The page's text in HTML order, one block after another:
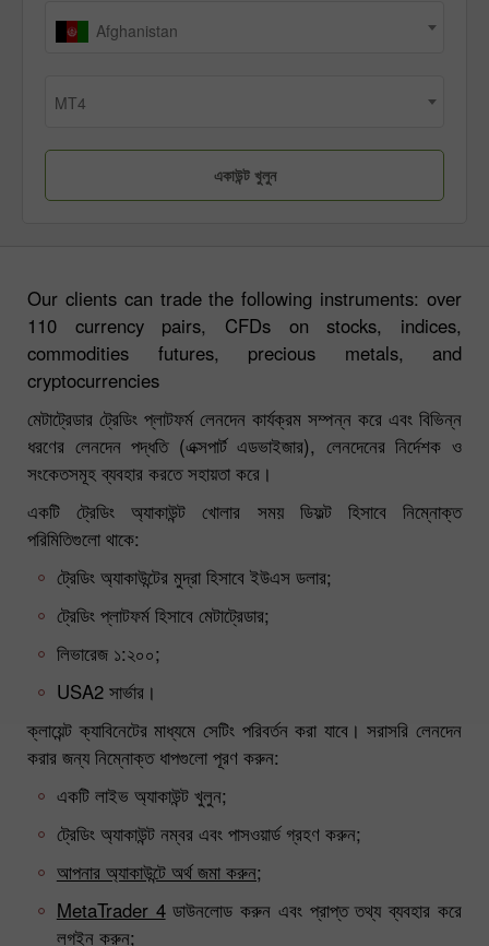
Afghanistan
MT4
Our clients can trade the following instruments: over
110 currency pairs, CFDs on stocks, indices,
commodities futures, precious metals, and
cryptocurrencies
মেটাট্রেডার ট্রেডিং প্লাটফর্ম লেনদেন কার্যক্রম সম্পন্ন করে এবং বিভিন্ন
ধরণের লেনদেন পদ্ধতি (এক্সপার্ট এডভাইজার), লেনদেনের নির্দেশক ও
সংকেতসমূহ ব্যবহার করতে সহায়তা করে।
একটি ট্রেডিং অ্যাকাউন্ট খোলার সময় ডিফল্ট হিসাবে নিম্নোক্ত
পরিমিতিগুলো থাকে:
ট্রেডিং অ্যাকাউন্টের মুদ্রা হিসাবে ইউএস ডলার;
ট্রেডিং প্লাটফর্ম হিসাবে মেটাট্রেডার;
লিভারেজ ১:২০০;
USA2 সার্ভার।
ক্লায়েন্ট ক্যাবিনেটের মাধ্যমে সেটিং পরিবর্তন করা যাবে। সরাসরি লেনদেন
করার জন্য নিম্নোক্ত ধাপগুলো পূরণ করুন:
একটি লাইভ অ্যাকাউন্ট খুলুন;
ট্রেডিং অ্যাকাউন্ট নম্বর এবং পাসওয়ার্ড গ্রহণ করুন;
আপনার অ্যাকাউন্টে অর্থ জমা করুন;
MetaTrader 4ডাউনলোড করুন এবং প্রাপ্ত তথ্য ব্যবহার করে
লগইন করুন;